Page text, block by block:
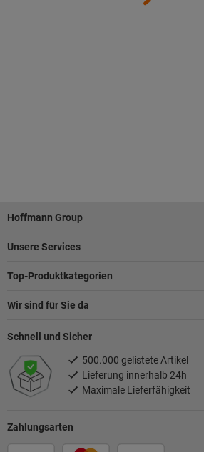
Fußzeile
Hoffmann Group
Unsere Services
Top-Produktkategorien
Wir sind für Sie da
Zahlungsarten
Schnell und Sicher
500.000 gelistete Artikel
Lieferung innerhalb 24h
Maximale Lieferfähigkeit